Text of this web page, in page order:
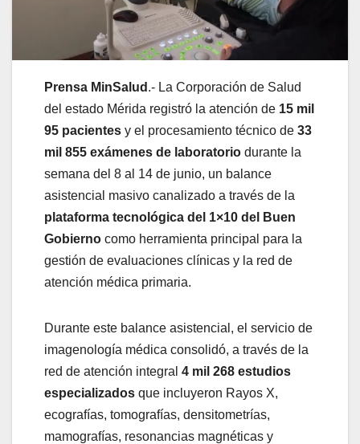
Prensa MinSalud .- La Corporación de Salud
del estado Mérida registró la atención de 15 mil
95 pacientes y el procesamiento técnico de 33
mil 855 exámenes de laboratorio durante la
semana del 8 al 14 de junio, un balance
asistencial masivo canalizado a través de la
plataforma tecnológica del 1×10 del Buen
Gobierno como herramienta principal para la
gestión de evaluaciones clínicas y la red de
atención médica primaria.
Durante este balance asistencial, el servicio de
imagenología médica consolidó, a través de la
red de atención integral 4 mil 268 estudios
especializados que incluyeron Rayos X,
ecografías, tomografías, densitometrías,
mamografías, resonancias magnéticas y